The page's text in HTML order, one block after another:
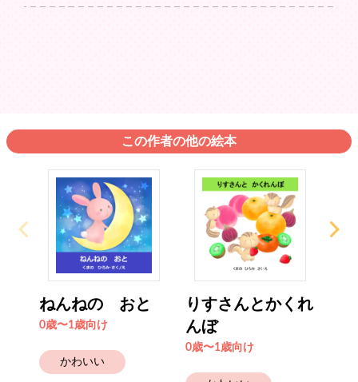
この作者の他の絵本
ねんねの おと
0歳〜1歳向け
かわいい
りすさんとかくれ
んぼ
0歳〜1歳向け